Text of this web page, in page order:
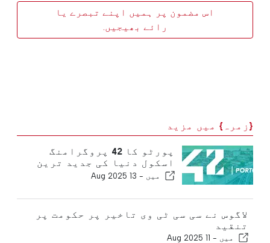
اس مضمون پر ہمیں اپنے تبصرے یا
رائے بھیجیں.
{زمرہ} میں مزید
پورٹو کا 42 پروگرامنگ
اسکول دنیا کی جدید ترین
یونیورسٹیوں میں شامل ہے
میں - 13 Aug 2025
لاگوس نے سی سی ٹی وی تاخیر پر حکومت پر
تنقید
میں - 11 Aug 2025